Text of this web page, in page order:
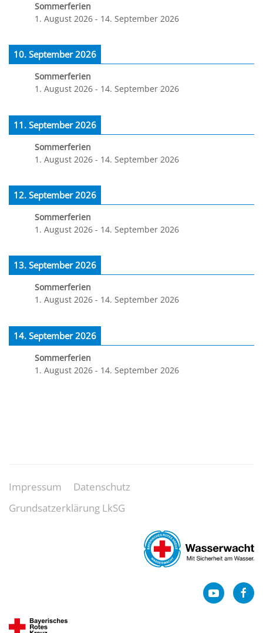
Sommerferien
1. August 2026 - 14. September 2026
10. September 2026
Sommerferien
1. August 2026 - 14. September 2026
11. September 2026
Sommerferien
1. August 2026 - 14. September 2026
12. September 2026
Sommerferien
1. August 2026 - 14. September 2026
13. September 2026
Sommerferien
1. August 2026 - 14. September 2026
14. September 2026
Sommerferien
1. August 2026 - 14. September 2026
Impressum
Datenschutz
Grundsatzerklärung LkSG